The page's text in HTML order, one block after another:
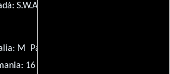
S.W.A.T.
M Países Bajos: 12
16